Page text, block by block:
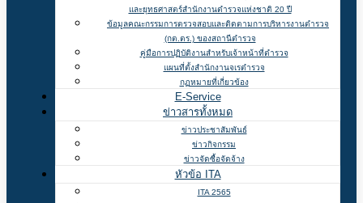
และยุทธศาสตร์สำนักงานตำรวจแห่งชาติ 20 ปี
ข้อมูลคณะกรรมการตรวจสอบและติดตามการบริหารงานตำรวจ
(กต.ตร.) ของสถานีตำรวจ
คู่มือการปฏิบัติงานสำหรับเจ้าหน้าที่ตำรวจ
แผนที่ตั้งสำนักงานจเรตำรวจ
กฏหมายที่เกี่ยวข้อง
E-Service
ข่าวสารทั้งหมด
ข่าวประชาสัมพันธ์
ข่าวกิจกรรม
ข่าวจัดซื้อจัดจ้าง
หัวข้อ ITA
ITA 2565